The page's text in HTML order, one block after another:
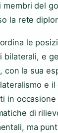
membri del
la rete
le
bilaterali, e
con la sua
e
in occasione
di
ma